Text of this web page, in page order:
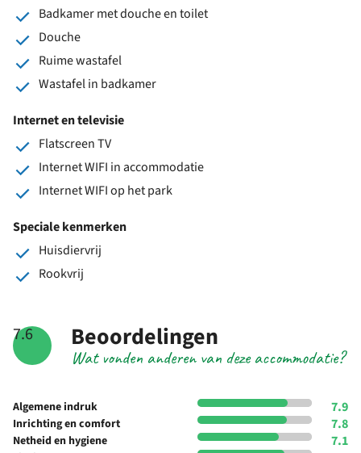
Badkamer met douche en toilet
Douche
Ruime wastafel
Wastafel in badkamer
Internet en televisie
Flatscreen TV
Internet WIFI in accommodatie
Internet WIFI op het park
Speciale kenmerken
Huisdiervrij
Rookvrij
7.6
Wat vonden anderen van deze accommodatie?
Beoordelingen
Algemene indruk 7.9
Inrichting en comfort 7.8
Netheid en hygiene 7.1